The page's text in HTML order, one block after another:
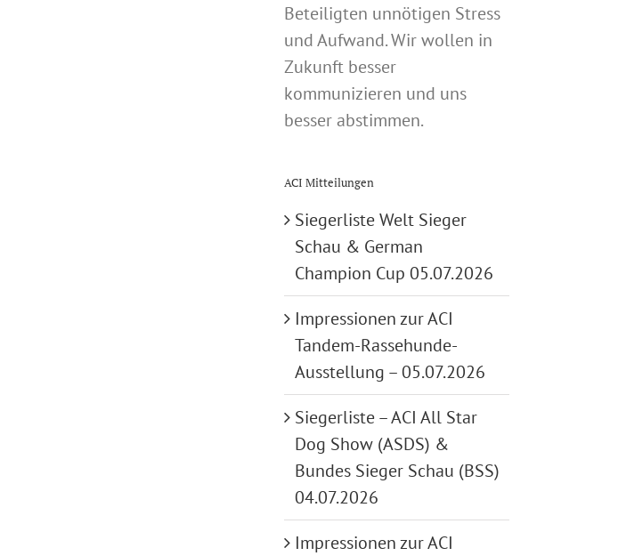
Beteiligten unnötigen Stress
und Aufwand. Wir wollen in
Zukunft besser
kommunizieren und uns
besser abstimmen.
ACI Mitteilungen
Siegerliste Welt Sieger
Schau & German
Champion Cup 05.07.2026
Impressionen zur ACI
Tandem-Rassehunde-
Ausstellung – 05.07.2026
Siegerliste – ACI All Star
Dog Show (ASDS) &
Bundes Sieger Schau (BSS)
04.07.2026
Impressionen zur ACI